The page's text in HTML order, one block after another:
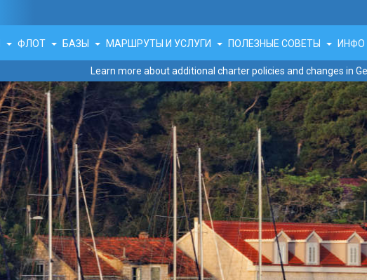
ФЛОТ БАЗЫ МАРШРУТЫ И УСЛУГИ ПОЛЕЗНЫЕ СОВЕТЫ ИНФО
Learn more about additional charter policies and changes in